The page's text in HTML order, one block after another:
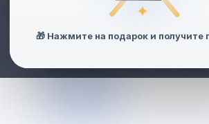
Оптимальное решение для
эфиров, интернет-радио и других
✦
🎁 Нажмите на подарок и получите